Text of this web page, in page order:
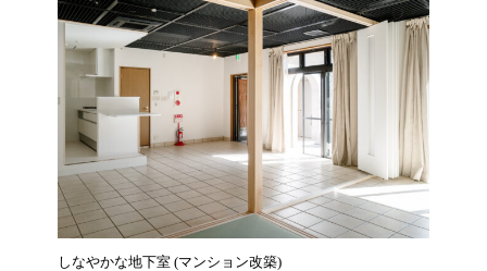
しなやかな地下室 (マンション改築)